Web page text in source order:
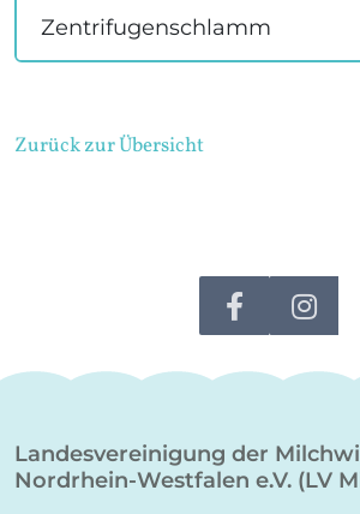
Zentrifugenschlamm
Zurück zur Übersicht
Landesvereinigung der
Nordrhein-Westfalen e.V. (LV